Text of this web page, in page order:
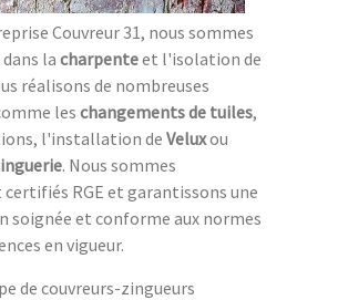
Couvreur 31, nous sommes
la charpenteet l'isolation de
réalisons de nombreuses
les changements de tuiles,
l'installation de Veluxou
. Nous sommes
RGE et garantissons une
soignée et conforme aux normes
en vigueur.
de couvreurs-zingueurs